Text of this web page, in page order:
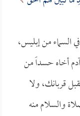
السماء من إبليس،
أخاه حسداً من
قربانك، ولا
والسلام منه